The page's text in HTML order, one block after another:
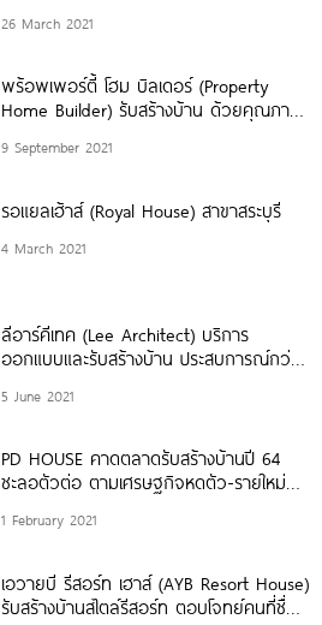
26 March 2021
พร้อพเพอร์ตี้ โฮม บิลเดอร์ (Property
Home Builder) รับสร้างบ้าน ด้วยคุณภาพ
9 September 2021
รอแยลเฮ้าส์ (Royal House) สาขาสระบุรี
4 March 2021
ลีอาร์คีเทค (Lee Architect) บริการ
ออกแบบและรับสร้างบ้าน ประสบการณ์กว่า
5 June 2021
PD HOUSE คาดตลาดรับสร้างบ้านปี 64
ชะลอตัวต่อ ตามเศรษฐกิจหดตัว-รายใหม่ตัด
1 February 2021
เอวายบี รีสอร์ท เฮาส์ (AYB Resort House)
รับสร้างบ้านสไตล์รีสอร์ท ตอบโจทย์คนที่ชื่น